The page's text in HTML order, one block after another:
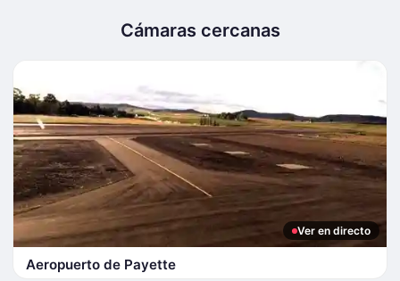
Cámaras cercanas
Ver en directo
Aeropuerto de Payette